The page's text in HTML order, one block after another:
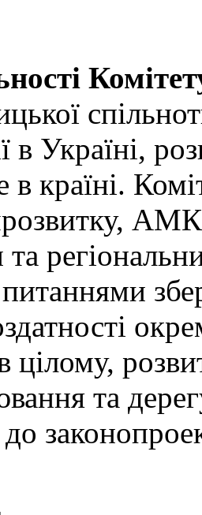
в Україні,
в країні.
та
питаннями
цілому,
та
до